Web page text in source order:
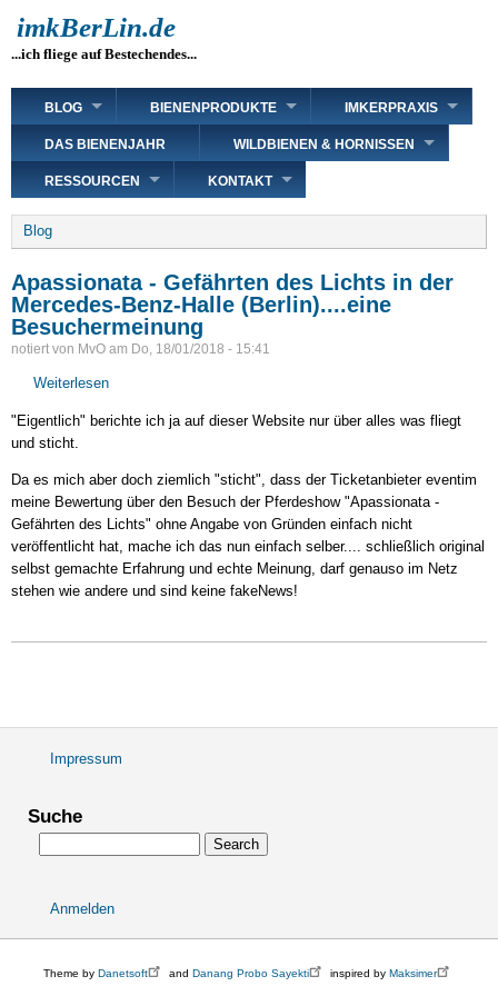
zum
Inhalt
imkBerLin.de
...ich fliege auf Bestechendes...
Main
navigation
BLOG BIENENPRODUKTE IMKERPRAXIS
DAS BIENENJAHR WILDBIENEN & HORNISSEN
RESSOURCEN KONTAKT
Breadcrumb
Blog
Apassionata - Gefährten des Lichts in der
Mercedes-Benz-Halle (Berlin)....eine
Besuchermeinung
notiert von MvO am Do, 18/01/2018 - 15:41
Weiterlesen
-
des
Lichts
in
der
Mercedes-
"Eigentlich" berichte ich ja auf dieser Website nur über alles was fliegt
und sticht.
Da es mich aber doch ziemlich "sticht", dass der Ticketanbieter eventim
meine Bewertung über den Besuch der Pferdeshow "Apassionata -
Gefährten des Lichts" ohne Angabe von Gründen einfach nicht
veröffentlicht hat, mache ich das nun einfach selber.... schließlich original
selbst gemachte Erfahrung und echte Meinung, darf genauso im Netz
stehen wie andere und sind keine fakeNews!
Fußbereichsmenü
Impressum
Suche
account
menu
Anmelden
Theme by Danetsoft and Danang Probo Sayekti inspired by Maksimer